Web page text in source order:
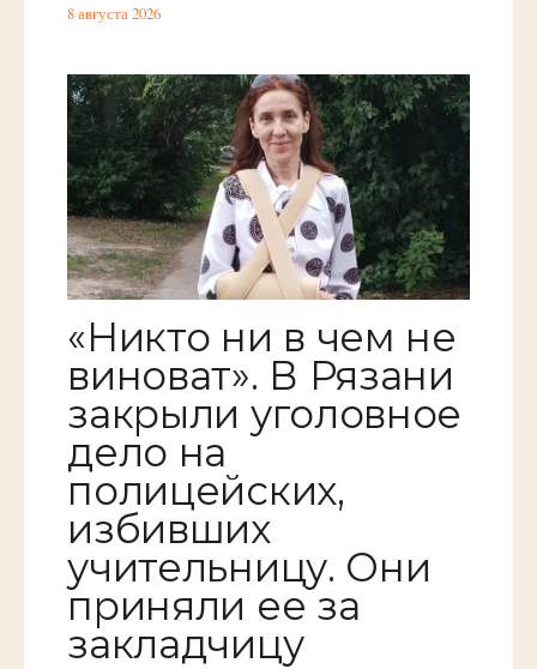
8 августа 2026
«Никто ни в чем не
виноват». В Рязани
закрыли уголовное
дело на
полицейских,
избивших
учительницу. Они
приняли ее за
закладчицу